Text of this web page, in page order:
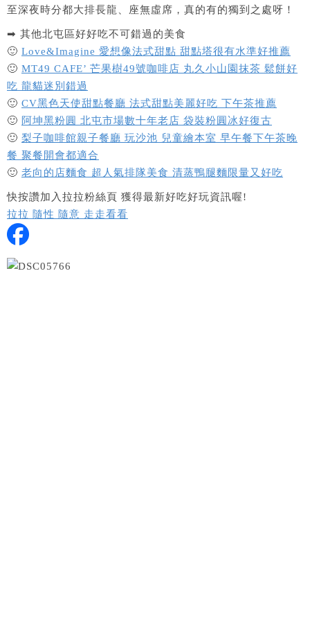
至深夜時分都大排長龍、座無虛席，真的有的獨到之處呀！
➡ 其他北屯區好好吃不可錯過的美食
🙂 Love&Imagine 愛想像法式甜點 甜點塔很有水準好推薦
🙂 MT49 CAFE’ 芒果樹49號咖啡店 丸久小山園抹茶 鬆餅好
吃 龍貓迷別錯過
🙂 CV黑色天使甜點餐廳 法式甜點美麗好吃 下午茶推薦
🙂 阿坤黑粉圓 北屯市場數十年老店 袋裝粉圓冰好復古
🙂 梨子咖啡館親子餐廳 玩沙池 兒童繪本室 早午餐下午茶晚
餐 聚餐開會都適合
🙂 老向的店麵食 超人氣排隊美食 清蒸鴨腿麵限量又好吃
快按讚加入拉拉粉絲頁 獲得最新好吃好玩資訊喔!
拉拉 隨性 隨意 走走看看